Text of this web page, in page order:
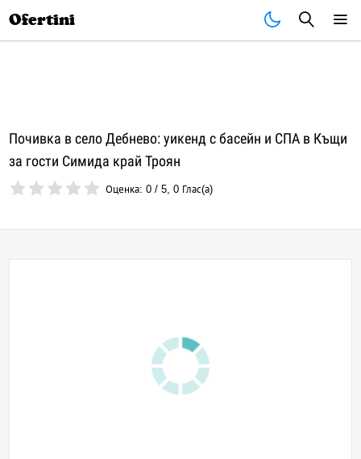
Ofertini
Почивка в село Дебнево: уикенд с басейн и СПА в Къщи
за гости Симида край Троян
Оценка:0 /5,0 Глас(а)